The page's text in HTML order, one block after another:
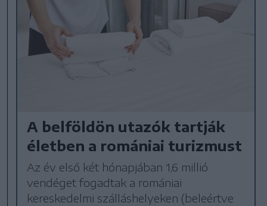
A belföldön utazók tartják
életben a romániai turizmust
Az év első két hónapjában 1,6 millió
vendéget fogadtak a romániai
kereskedelmi szálláshelyeken (beleértve